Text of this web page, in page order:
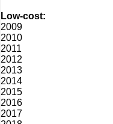
Low-cost:
2009
2010
2011
2012
2013
2014
2015
2016
2017